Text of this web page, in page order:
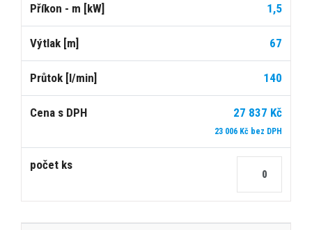
1,5
67
140
27 837 Kč
23 006 Kč bez DPH